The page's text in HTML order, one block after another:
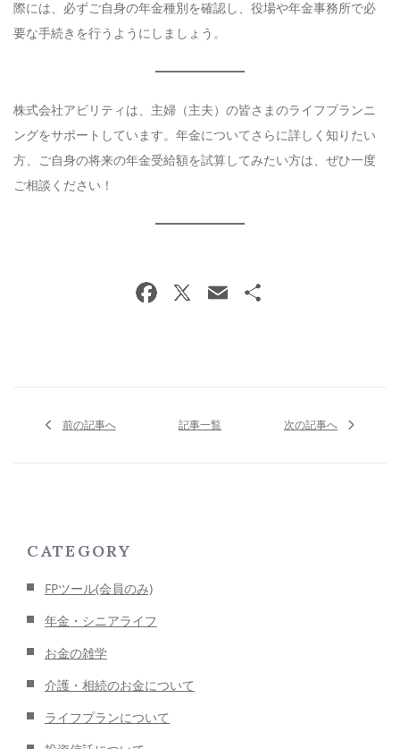
際には、必ずご自身の年金種別を確認し、役場や年金事務所で必
要な手続きを行うようにしましょう。
株式会社アビリティは、主婦（主夫）の皆さまのライフプランニ
ングをサポートしています。年金についてさらに詳しく知りたい
方、ご自身の将来の年金受給額を試算してみたい方は、ぜひ一度
ご相談ください！
前の記事へ 記事一覧 次の記事へ
CATEGORY
FPツール(会員のみ)
年金・シニアライフ
お金の雑学
介護・相続のお金について
ライフプランについて